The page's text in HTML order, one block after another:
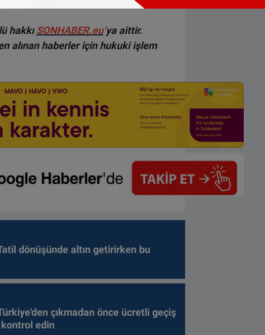
hakkıSONHABER.eu’ya aittir.
alınan haberler için hukuki işlem
dönüşünde altın getirirken bu
çıkmadan önce ücretli geçiş
edin